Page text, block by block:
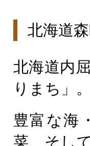
北海道
北海道内
りまち」。
豊富な海
菜、そし